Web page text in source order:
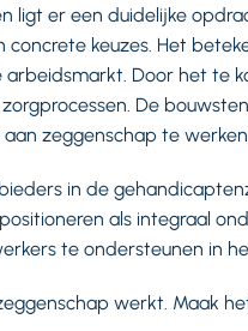
ligt er een duidelijke
concrete keuzes. Het
Door het te
De
zeggenschap te
in de
als integraal
te ondersteunen in
werkt. Maak